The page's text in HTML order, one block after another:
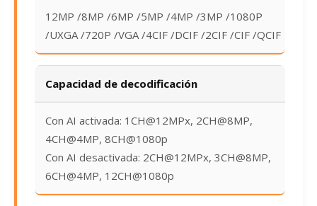
12MP /8MP /6MP /5MP /4MP /3MP /1080P
/UXGA /720P /VGA /4CIF /DCIF /2CIF /CIF /QCIF
Capacidad de decodificación
Con AI activada: 1CH@12MPx, 2CH@8MP,
4CH@4MP, 8CH@1080p
Con AI desactivada: 2CH@12MPx, 3CH@8MP,
6CH@4MP, 12CH@1080p